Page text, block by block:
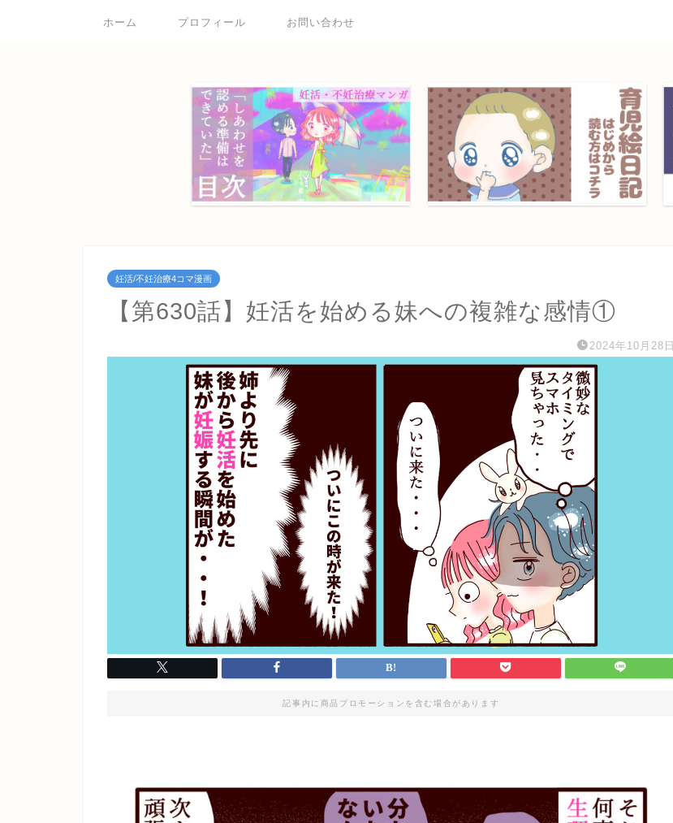
ホーム プロフィール お問い合わせ
妊活/不妊治療4コマ漫画
【第630話】妊活を始める妹への複雑な感情①
2024年10月28日
記事内に商品プロモーションを含む場合があります